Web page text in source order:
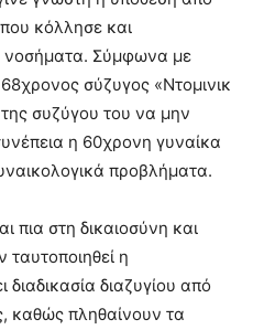
κόλλησε και
νοσήματα. Σύμφωνα με
σύζυγος «Ντομινικ
συζύγου του να μην
η 60χρονη γυναίκα
προβλήματα.
πια στη δικαιοσύνη και
η
διαζυγίου από
καθώς πληθαίνουν τα